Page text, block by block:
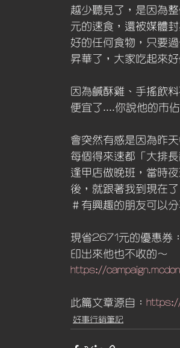
越少聽見了，是因為
元的速食，還被媒體
好的任何食物，只要
昇華了，大家吃起來
因為鹹酥雞、手搖飲
便宜了....你說他的市
會突然有感是因為昨
每個得來速都「大排
逢甲店做晚班，當時
後，就跟著我到現在了
＃有興趣的朋友可以
現省2671元的優惠券
印出來他也不收的～
https://
此篇文章源自：
好事行銷筆記